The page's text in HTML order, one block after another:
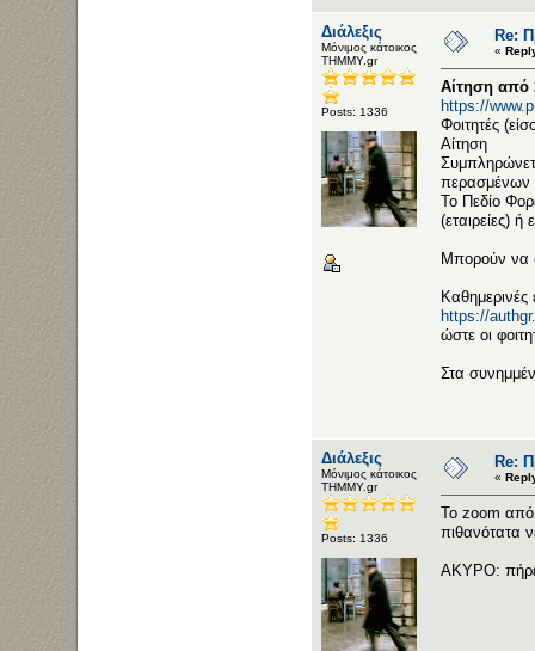
Διάλεξις
Μόνιμος κάτοικος
ΤΗΜΜΥ.gr
Posts: 1336
Re:
«
Αίτηση από
https://
Φοιτητές
Αίτηση
περασμένων
Το Πεδίο
(εταιρείες)
Μπορούν να
https://
ώστε οι
Στα
Διάλεξις
Μόνιμος κάτοικος
ΤΗΜΜΥ.gr
Posts: 1336
Re:
«
To zoom από
πιθανότατα
ΑΚΥΡΟ: πήρε